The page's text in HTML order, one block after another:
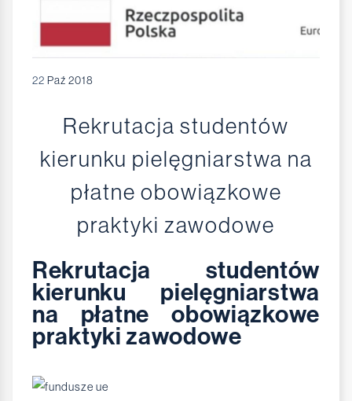
22 Paź 2018
Rekrutacja studentów
kierunku pielęgniarstwa na
płatne obowiązkowe
praktyki zawodowe
Rekrutacja studentów
kierunku pielęgniarstwa
na płatne obowiązkowe
praktyki zawodowe